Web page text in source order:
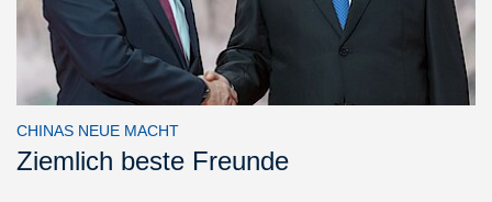
CHINAS NEUE MACHT
Ziemlich beste Freunde